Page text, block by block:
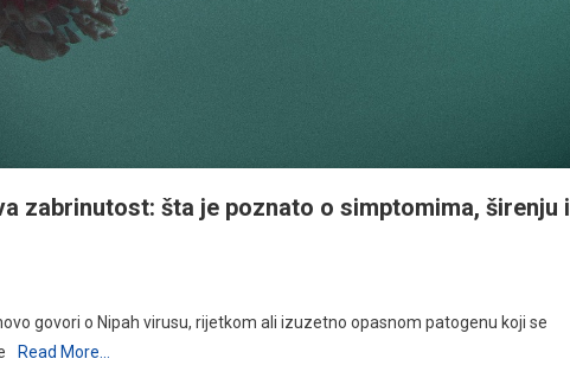
zabrinutost: šta je poznato o simptomima, širenju i
govori o Nipah virusu, rijetkom ali izuzetno opasnom patogenu koji se
Read More…